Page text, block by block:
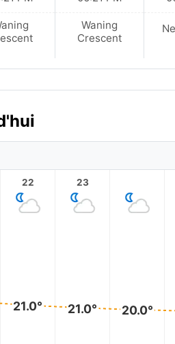
Waning
Crescent
22
21.0°
23
21.0° 20.0°